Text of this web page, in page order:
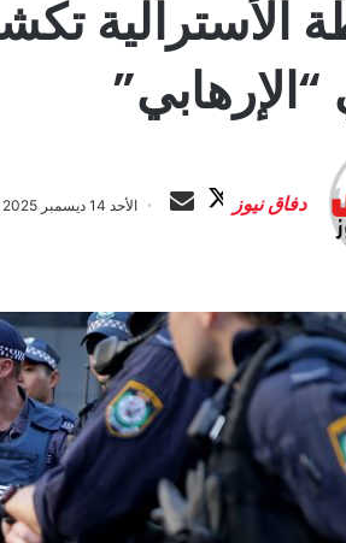
الأسترالية
دفاق نيوز
ا
ب
ل
ى
X
ر
ي
د
ا
إ
ك
ت
الأحد 14 ديسمبر 2025 الساعة 8:43 م